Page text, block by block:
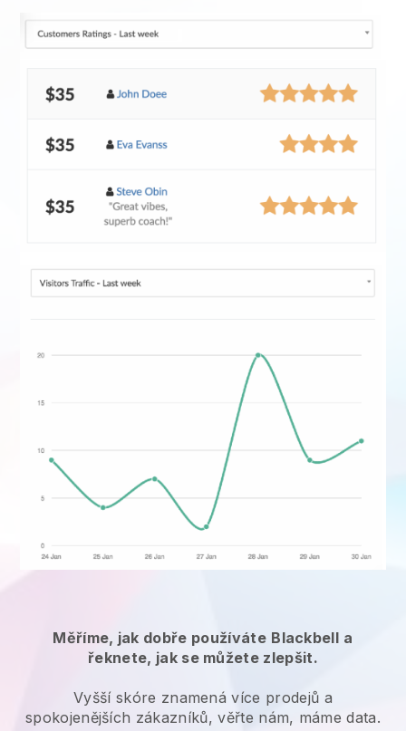
Měříme, jak dobře používáte Blackbell a
řeknete, jak se můžete zlepšit.
Vyšší skóre znamená více prodejů a
spokojenějších zákazníků, věřte nám, máme data.